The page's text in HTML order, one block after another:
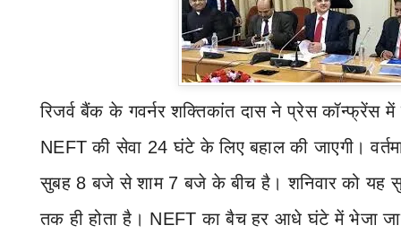
रिजर्व बैंक के गवर्नर शक्तिकांत दास ने प्रेस कॉन्फ्रेंस
NEFTकी सेवा 24 घंटे के लिए बहाल की जाएगी।
सुबह 8 बजे से शाम 7 बजे के बीच है। शनिवार को यह
तक ही होता है। NEFTका बैच हर आधे घंटे में भेजा